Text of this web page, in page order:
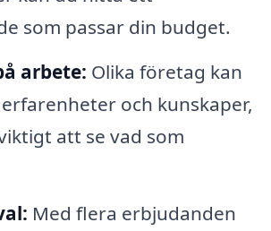
som passar din budget.
arbete: Olika företag kan
och kunskaper,
att se vad som
Med flera erbjudanden